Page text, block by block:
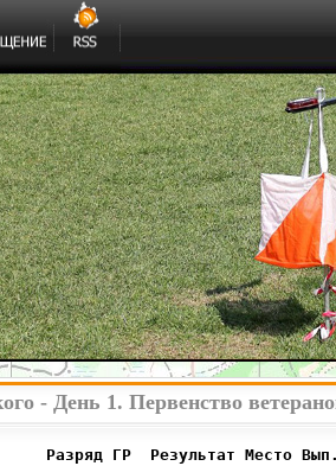
- День 1. Первенство
Разряд ГР  Результат Место Вып.